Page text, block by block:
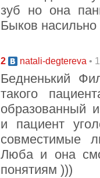
зуб но она
Быков насильно
2 natali-degtereva •
Бедненький
такого
образованный
и пациент
совместимые
Люба и она
понятиям )))